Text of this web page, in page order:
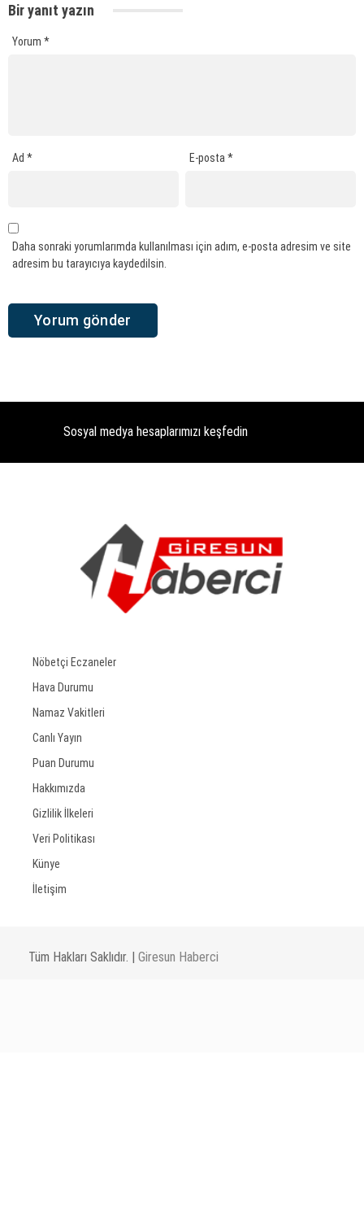
Bir yanıt yazın
Yorum *
Ad * E-posta*
Daha sonraki yorumlarımda kullanılması için adım, e-posta adresim ve site
adresim bu tarayıcıya kaydedilsin.
Sosyal medya hesaplarımızı keşfedin
Nöbetçi Eczaneler
Hava Durumu
Namaz Vakitleri
Canlı Yayın
Puan Durumu
Hakkımızda
Gizlilik İlkeleri
Veri Politikası
Künye
İletişim
Tüm Hakları Saklıdır. | Giresun Haberci